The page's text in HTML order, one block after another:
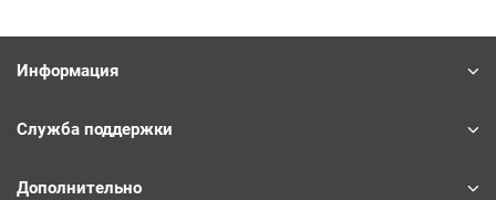
Информация
Служба поддержки
Дополнительно